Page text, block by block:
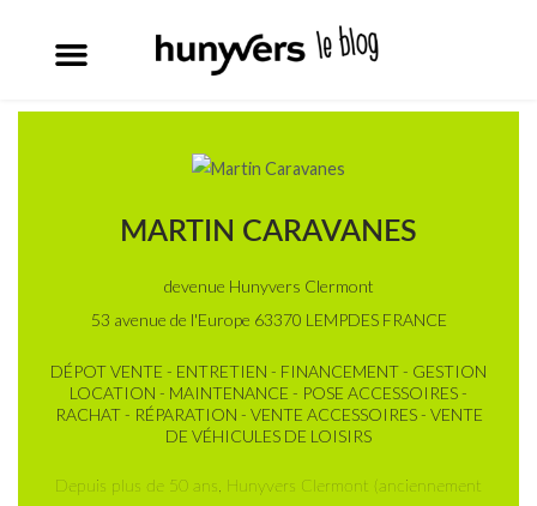
MARTIN CARAVANES
devenue Hunyvers Clermont
53 avenue de l'Europe 63370 LEMPDES FRANCE
DÉPOT VENTE - ENTRETIEN - FINANCEMENT - GESTION
LOCATION - MAINTENANCE - POSE ACCESSOIRES -
RACHAT - RÉPARATION - VENTE ACCESSOIRES - VENTE
DE VÉHICULES DE LOISIRS
Depuis plus de 50 ans, Hunyvers Clermont (anciennement